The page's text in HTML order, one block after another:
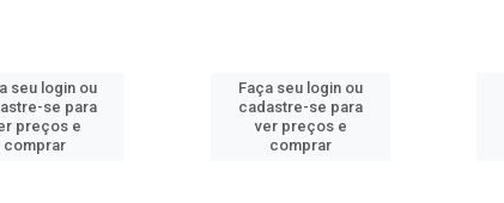
seu login ou
se para
preços e
comprar
Faça seu login ou
cadastre-se para
ver preços e
comprar